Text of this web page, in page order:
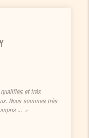
qualifiés et très
Nous sommes très
...